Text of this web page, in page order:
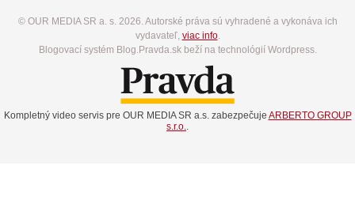
© OUR MEDIA SR a. s. 2026. Autorské práva sú vyhradené a vykonáva ich
vydavateľ, viac info.
Blogovací systém Blog.Pravda.sk beží na technológií Wordpress.
Kompletný video servis pre OUR MEDIA SR a.s. zabezpečuje ARBERTO GROUP
s.r.o..